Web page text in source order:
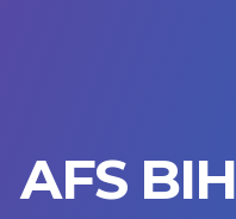
AFS BIH